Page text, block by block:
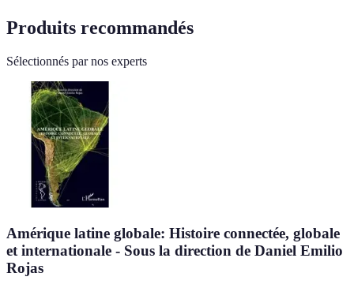
Produits recommandés
Sélectionnés par nos experts
Amérique latine globale: Histoire connectée, globale
et internationale - Sous la direction de Daniel Emilio
Rojas